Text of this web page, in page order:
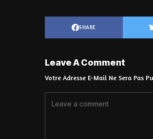
SHARE
Leave A Comment
Votre Adresse E-Mail Ne Sera Pas